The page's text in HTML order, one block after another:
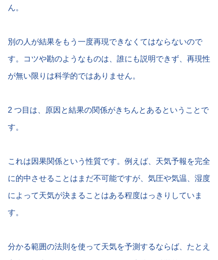
ん。
別の人が結果をもう一度再現できなくてはならないので
す。コツや勘のようなものは、誰にも説明できず、再現性
が無い限りは科学的ではありません。
2 つ目は、原因と結果の関係がきちんとあるということで
す。
これは因果関係という性質です。例えば、天気予報を完全
に的中させることはまだ不可能ですが、気圧や気温、湿度
によって天気が決まることはある程度はっきりしていま
す。
分かる範囲の法則を使って天気を予測するならば、たとえ